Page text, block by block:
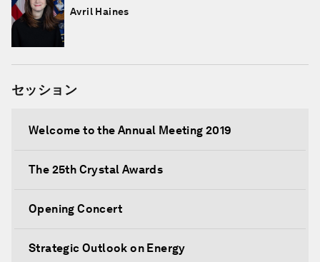
Avril Haines
セッション
Welcome to the Annual Meeting 2019
The 25th Crystal Awards
Opening Concert
Strategic Outlook on Energy